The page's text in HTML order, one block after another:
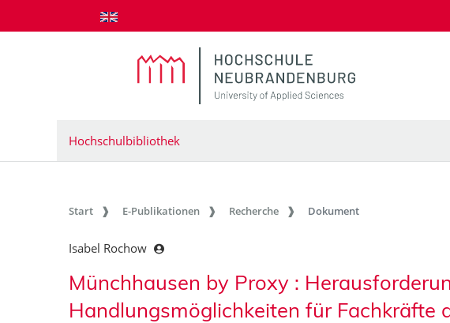
zum Inhalt springen
Hochschulbibliothek
Start E-Publikationen Recherche Dokument
Isabel Rochow
Münchhausen by Proxy :
Handlungsmöglichkeiten für Fachkräfte